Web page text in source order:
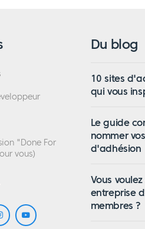
"Done For
vous)
Du blog
10 sites
qui vous
Le guide
nommer
d'adhésion
Vous
entreprise
membres ?